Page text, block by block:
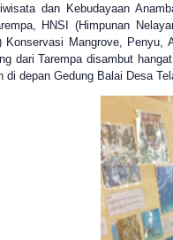
dan Kebudayaan
HNSI (Himpunan
Konservasi Mangrove, Penyu,
dari Tarempa disambut
di depan Gedung Balai Desa